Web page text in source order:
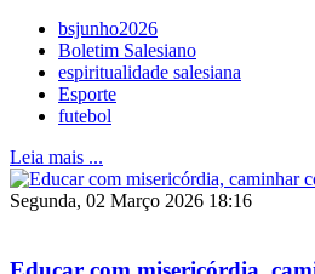
bsjunho2026
Boletim Salesiano
espiritualidade salesiana
Esporte
futebol
Leia mais ...
Segunda, 02 Março 2026 18:16